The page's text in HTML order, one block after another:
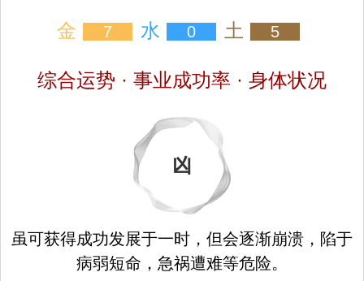
金 7 水 0 土 5
综合运势 · 事业成功率 · 身体状况
凶
虽可获得成功发展于一时，但会逐渐崩溃，陷于
病弱短命，急祸遭难等危险。